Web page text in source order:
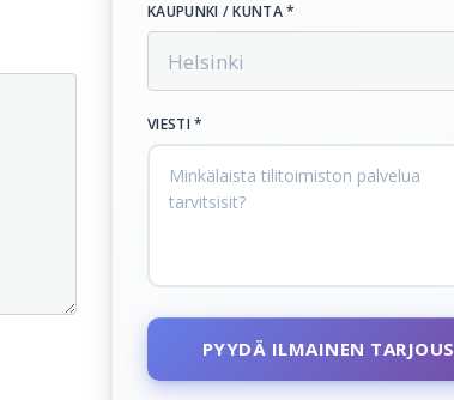
KAUPUNKI / KUNTA *
VIESTI *
PYYDÄ ILMAINEN TARJOUS